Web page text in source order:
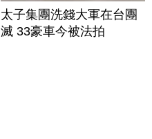
太子集團洗錢大軍在台團
滅 33豪車今被法拍